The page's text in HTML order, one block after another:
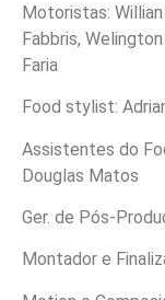
Motoristas:
Fabbris,
Faria
Food stylist:
Assistentes do
Douglas Matos
Ger. de Pós-
Montador e